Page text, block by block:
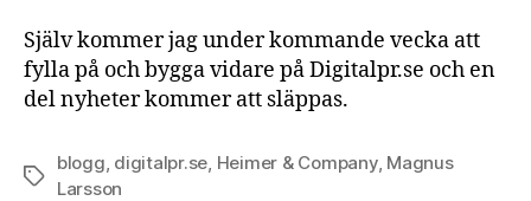
Själv kommer jag under kommande vecka att
fylla på och bygga vidare på Digitalpr.se och en
del nyheter kommer att släppas.
Etiketter
blogg, digitalpr.se, Heimer & Company, Magnus
Larsson